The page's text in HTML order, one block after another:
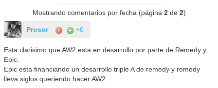
Mostrando comentarios por fecha (página 2de 2)
Prosor +0
Esta clarisimo que AW2 esta en desarrollo por parte de Remedy y
Epic.
Epic esta financiando un desarrollo triple A de remedy y remedy
lleva siglos queriendo hacer AW2.